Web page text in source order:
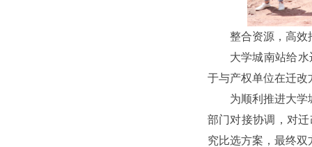
整合资源，高效
大学城南站给
于与产权单位在迁改
为顺利推进大学
部门对接协调，对
究比选方案，最终双